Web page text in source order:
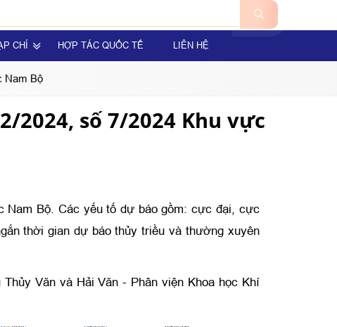
CHÍ HỢP TÁC QUỐC TẾ LIÊN HỆ
Nam Bộ
2024, số 7/2024 Khu vực
Nam Bộ. Các yếu tố dự báo gồm: cực đại, cực
thời gian dự báo thủy triều và thường xuyên
Văn và Hải Văn - Phân viện Khoa học Khí